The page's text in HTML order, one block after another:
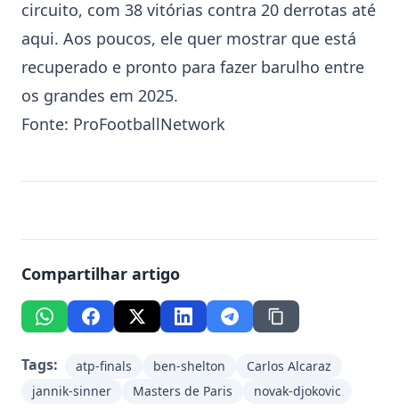
circuito, com 38 vitórias contra 20 derrotas até
aqui. Aos poucos, ele quer mostrar que está
recuperado e pronto para fazer barulho entre
os grandes em 2025.
Fonte: ProFootballNetwork
Compartilhar artigo
Tags: atp-finals ben-shelton
Carlos Alcaraz
jannik-sinner
Masters de Paris novak-djokovic